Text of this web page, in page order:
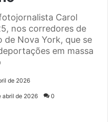
Carol
nos corredores de
de Nova York, que se
em massa
de 2026
abril de 2026 0